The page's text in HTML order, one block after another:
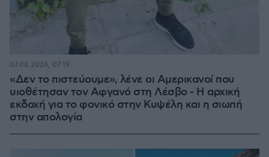
«Δεν το πιστεύουμε», λένε οι Αμερικανοί που
υιοθέτησαν τον Αφγανό στη Λέσβο - Η αρχική
εκδοχή για το φονικό στην Κυψέλη και η σιωπή
στην απολογία
07.08.2026, 07:19